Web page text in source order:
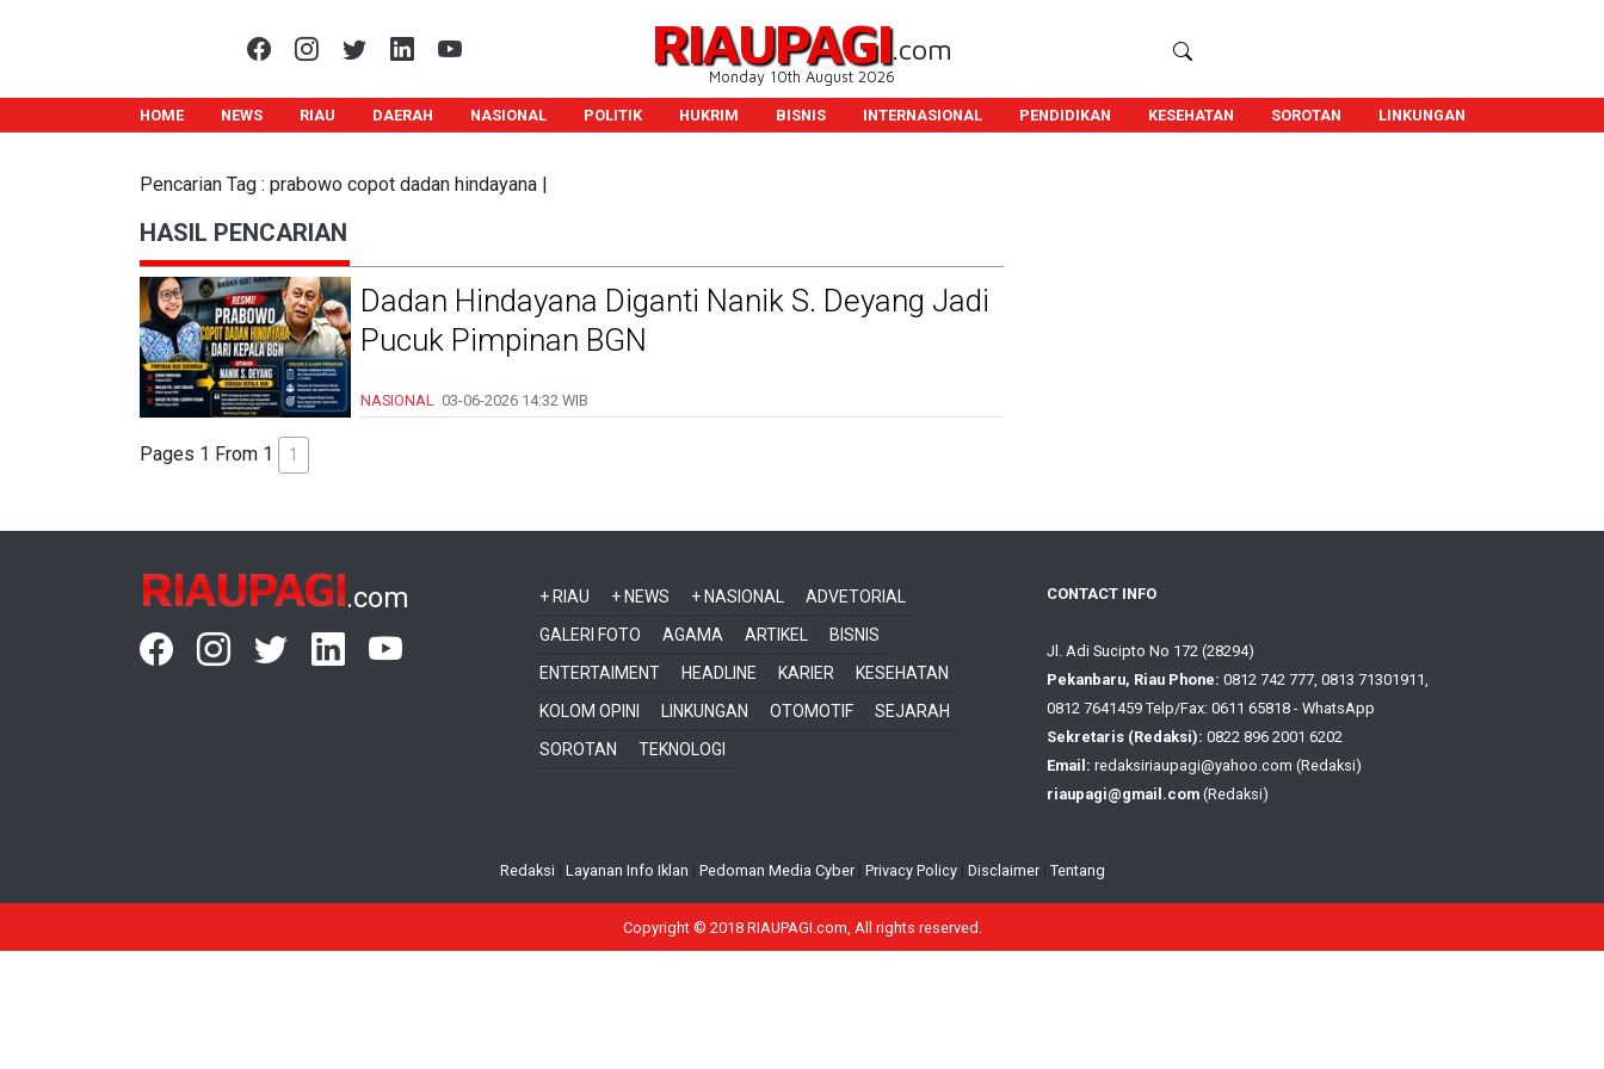
RIAUPAGI.com
Monday 10th August 2026
HOME NEWS RIAU DAERAH NASIONAL POLITIK HUKRIM BISNIS INTERNASIONAL PENDIDIKAN KESEHATAN SOROTAN LINKUNGAN
Pencarian Tag : prabowo copot dadan hindayana |
HASIL PENCARIAN
Dadan Hindayana Diganti Nanik S. Deyang Jadi
Pucuk Pimpinan BGN
NASIONAL 03-06-2026 14:32 WIB
Pages 1 From 1 1
RIAUPAGI.com + RIAU + NEWS + NASIONAL
ADVETORIAL
GALERI FOTO
AGAMA ARTIKEL
BISNIS
ENTERTAIMENT
HEADLINE KARIER
KESEHATAN
KOLOM OPINI
LINKUNGAN OTOMOTIF
SEJARAH
SOROTAN
TEKNOLOGI
CONTACT INFO
Jl. Adi Sucipto No 172 (28294)
Pekanbaru, Riau Phone: 0812 742 777, 0813 71301911,
0812 7641459 Telp/Fax: 0611 65818 - WhatsApp
Sekretaris (Redaksi): 0822 896 2001 6202
Email: redaksiriaupagi@yahoo.com (Redaksi)
riaupagi@gmail.com (Redaksi)
Redaksi Layanan Info Iklan Pedoman Media Cyber| Privacy Policy| Disclaimer| Tentang
Copyright © 2018 RIAUPAGI.com, All rights reserved.